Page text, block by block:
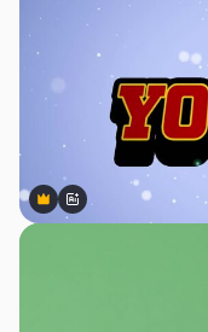
Premium
Premium
สร้างขึ้นโดย AI